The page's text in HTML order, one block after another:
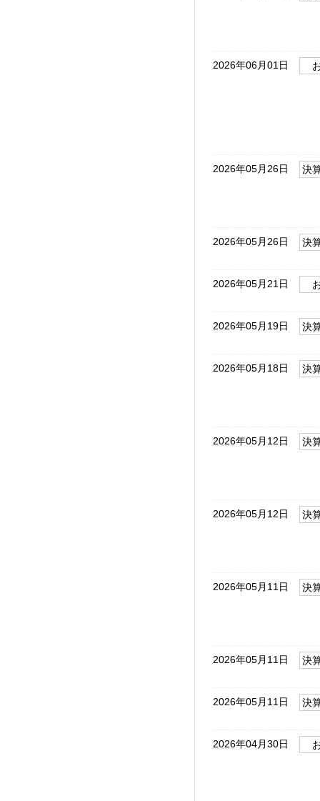
2026年06月01日
2026年05月26日 決
2026年05月26日 決
2026年05月21日
2026年05月19日 決
2026年05月18日 決
2026年05月12日 決
2026年05月12日 決
2026年05月11日 決
2026年05月11日 決
2026年05月11日 決
2026年04月30日